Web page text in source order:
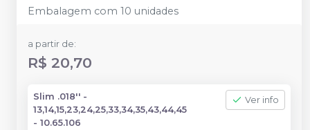
Embalagem com 10 unidades
a partir de:
R$ 20,70
Slim .018'' -
13,14,15,23,24,25,33,34,35,43,44,45
- 10.65.106
Ver info